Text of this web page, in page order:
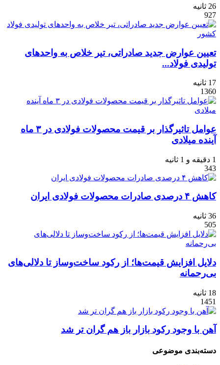
26 ثانیه
927
تعیین عوارض جدید صادراتی، تیر خلاص به واحدهای
تولیدی فولاد...
17 ثانیه
1360
عوامل تاثیرگذار بر قیمت محصولات فولادی در ۳ ماه
آینده میلادی
1 دقیقه و 1 ثانیه
343
کاهش ۴ درصدی صادرات محصولات فولادی ایران
36 ثانیه
505
دلایل افزایش قیمت‌ها؛ از رکود ساخت‌وساز تا دلالی‌های
بی‌رحمانه
18 ثانیه
1451
آهن با وجود رکود بازار باز هم گران تر شد
دسته‌بندی موضوعی